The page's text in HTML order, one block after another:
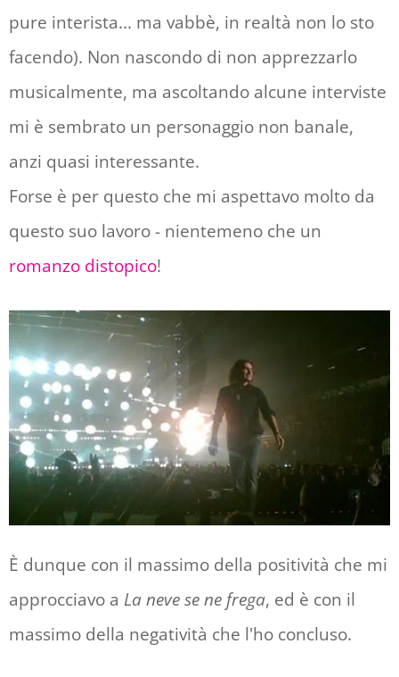
pure interista... ma vabbè, in realtà non lo sto
facendo). Non nascondo di non apprezzarlo
musicalmente, ma ascoltando alcune interviste
mi è sembrato un personaggio non banale,
anzi quasi interessante.
Forse è per questo che mi aspettavo molto da
questo suo lavoro - nientemeno che un
romanzo distopico!
È dunque con il massimo della positività che mi
approcciavo a La neve se ne frega, ed è con il
massimo della negatività che l'ho concluso.